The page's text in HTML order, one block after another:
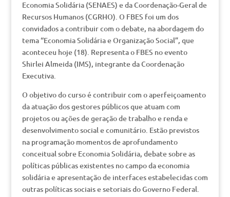
Economia Solidária (SENAES) e da Coordenação-Geral de
Recursos Humanos (CGRHO). O FBES foi um dos
convidados a contribuir com o debate, na abordagem do
tema “Economia Solidária e Organização Social”, que
aconteceu hoje (18). Representa o FBES no evento
Shirlei Almeida (IMS), integrante da Coordenação
Executiva.
O objetivo do curso é contribuir com o aperfeiçoamento
da atuação dos gestores públicos que atuam com
projetos ou ações de geração de trabalho e renda e
desenvolvimento social e comunitário. Estão previstos
na programação momentos de aprofundamento
conceitual sobre Economia Solidária, debate sobre as
políticas públicas existentes no campo da economia
solidária e apresentação de interfaces estabelecidas com
outras políticas sociais e setoriais do Governo Federal.